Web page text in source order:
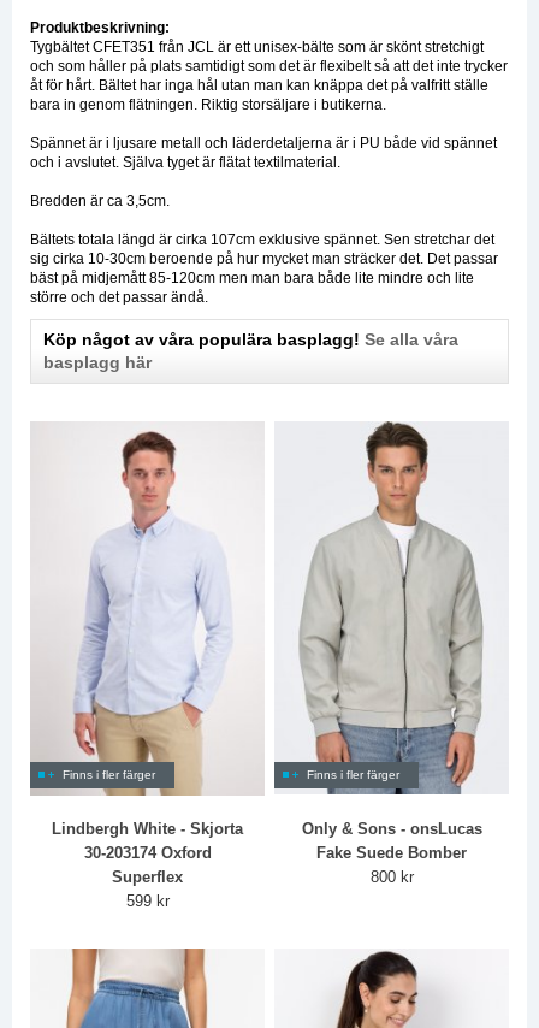
Produktbeskrivning:
Tygbältet CFET351 från JCL är ett unisex-bälte som är skönt stretchigt
och som håller på plats samtidigt som det är flexibelt så att det inte trycker
åt för hårt. Bältet har inga hål utan man kan knäppa det på valfritt ställe
bara in genom flätningen. Riktig storsäljare i butikerna.
Spännet är i ljusare metall och läderdetaljerna är i PU både vid spännet
och i avslutet. Själva tyget är flätat textilmaterial.
Bredden är ca 3,5cm.
Bältets totala längd är cirka 107cm exklusive spännet. Sen stretchar det
sig cirka 10-30cm beroende på hur mycket man sträcker det. Det passar
bäst på midjemått 85-120cm men man bara både lite mindre och lite
större och det passar ändå.
Köp något av våra populära basplagg! Se alla våra
basplagg här
Finns i fler färger
Lindbergh White - Skjorta
30-203174 Oxford
Superflex
599 kr
Finns i fler färger
Only & Sons - onsLucas
Fake Suede Bomber
800 kr